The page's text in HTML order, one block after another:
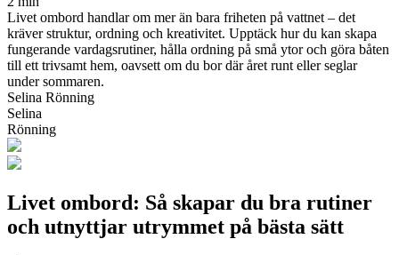
Livet ombord handlar om mer än bara friheten på vattnet – det
kräver struktur, ordning och kreativitet. Upptäck hur du kan skapa
fungerande vardagsrutiner, hålla ordning på små ytor och göra båten
till ett trivsamt hem, oavsett om du bor där året runt eller seglar
under sommaren.
Selina Rönning
Selina
Rönning
Livet ombord: Så skapar du bra rutiner
och utnyttjar utrymmet på bästa sätt